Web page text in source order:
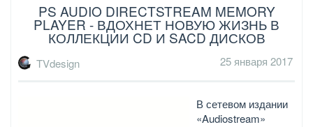
PS AUDIO DIRECTSTREAM MEMORY
PLAYER - ВДОХНЕТ НОВУЮ ЖИЗНЬ В
КОЛЛЕКЦИИ CD И SACD ДИСКОВ
TVdesign 25 января 2017
В сетевом издании
«Audiostream»